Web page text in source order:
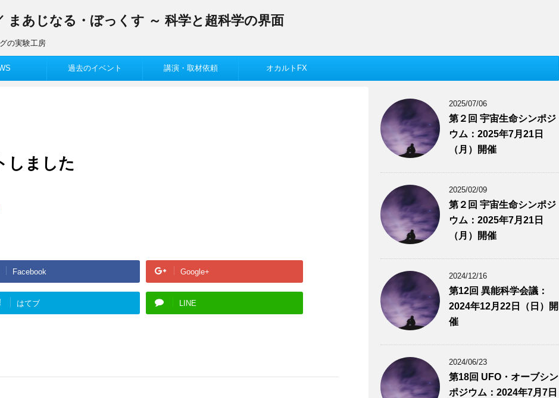
まあじなる・ぼっくす ～ 科学と超科学の界面
の実験工房
過去のイベント 講演・取材依頼 オカルトFX
しました
Facebook Google+
はてブ LINE
2025/07/06
第２回 宇宙生命シンポジ
ウム：2025年7月21日
（月）開催
2025/02/09
第２回 宇宙生命シンポジ
ウム：2025年7月21日
（月）開催
2024/12/16
第12回 異能科学会議：
2024年12月22日（日）開
催
2024/06/23
第18回 UFO・オーブシン
ポジウム：2024年7月7日